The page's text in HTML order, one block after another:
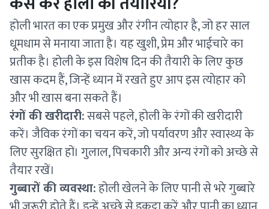
होली भारत का एक प्रमुख और रंगीन त्योहार है, जो हर साल
धूमधाम से मनाया जाता है। यह खुशी, प्रेम और भाईचारे का
प्रतीक है। होली के इस विशेष दिन की तैयारी के लिए कुछ
खास कदम हैं, जिन्हें ध्यान में रखते हुए आप इस त्योहार को
और भी खास बना सकते हैं।
रंगों की खरीदारी:सबसे पहले, होली के रंगों की खरीदारी
करें। जैविक रंगों का चयन करें, जो पर्यावरण और स्वास्थ्य के
लिए सुरक्षित हों। गुलाल, पिचकारी और अन्य रंगों को अच्छे से
तैयार रखें।
गुब्बारों की व्यवस्था:होली खेलने के लिए पानी से भरे गुब्बारे